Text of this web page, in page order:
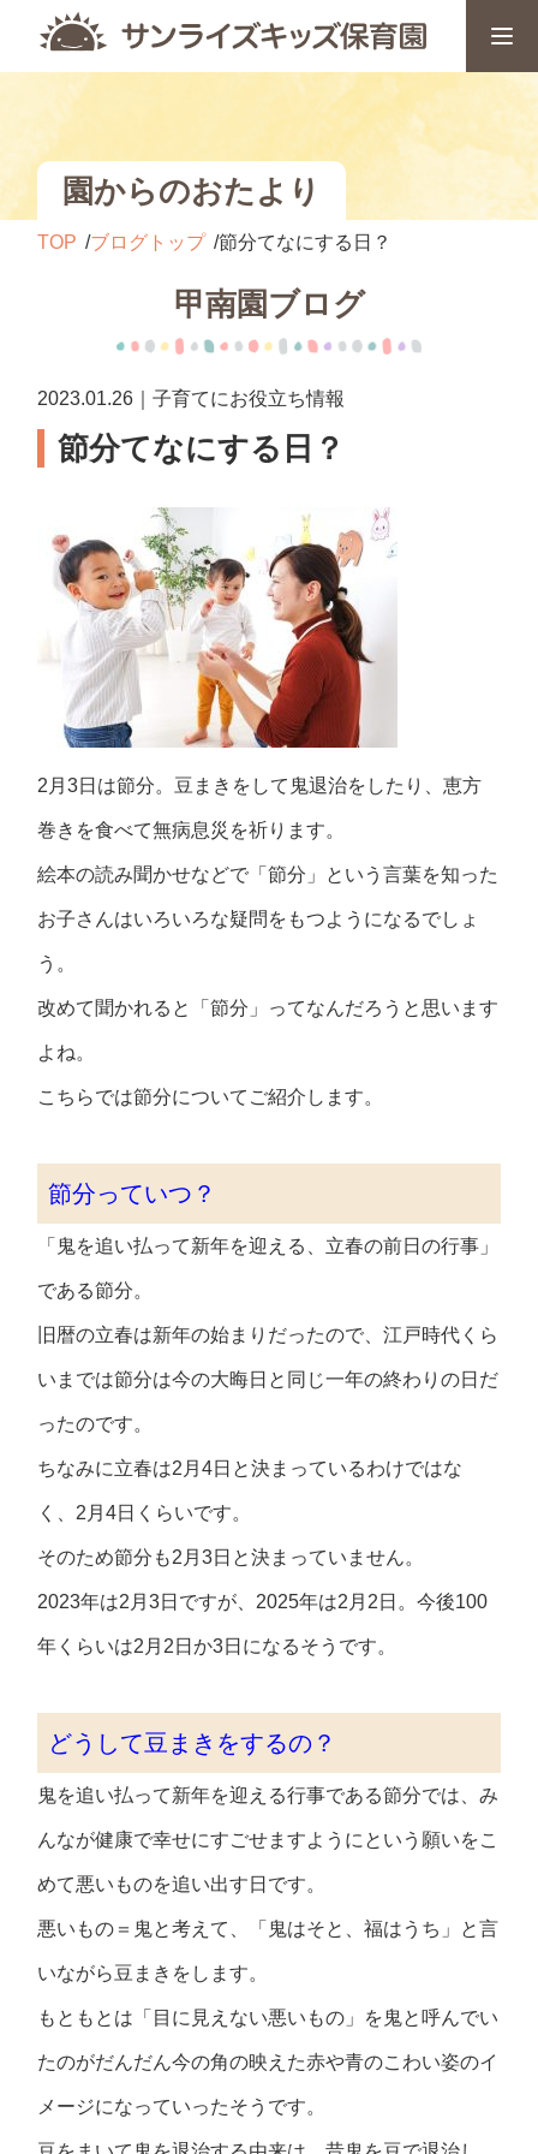
園からのおたより
TOP ブログトップ 節分てなにする日？
甲南園ブログ
2023.01.26｜子育てにお役立ち情報
節分てなにする日？
2月3日は節分。豆まきをして鬼退治をしたり、恵方
巻きを食べて無病息災を祈ります。
絵本の読み聞かせなどで「節分」という言葉を知った
お子さんはいろいろな疑問をもつようになるでしょ
う。
改めて聞かれると「節分」ってなんだろうと思います
よね。
こちらでは節分についてご紹介します。
節分っていつ？
「鬼を追い払って新年を迎える、立春の前日の行事」
である節分。
旧暦の立春は新年の始まりだったので、江戸時代くら
いまでは節分は今の大晦日と同じ一年の終わりの日だ
ったのです。
ちなみに立春は2月4日と決まっているわけではな
く、2月4日くらいです。
そのため節分も2月3日と決まっていません。
2023年は2月3日ですが、2025年は2月2日。今後100
年くらいは2月2日か3日になるそうです。
どうして豆まきをするの？
鬼を追い払って新年を迎える行事である節分では、み
んなが健康で幸せにすごせますようにという願いをこ
めて悪いものを追い出す日です。
悪いもの＝鬼と考えて、「鬼はそと、福はうち」と言
いながら豆まきをします。
もともとは「目に見えない悪いもの」を鬼と呼んでい
たのがだんだん今の角の映えた赤や青のこわい姿のイ
メージになっていったそうです。